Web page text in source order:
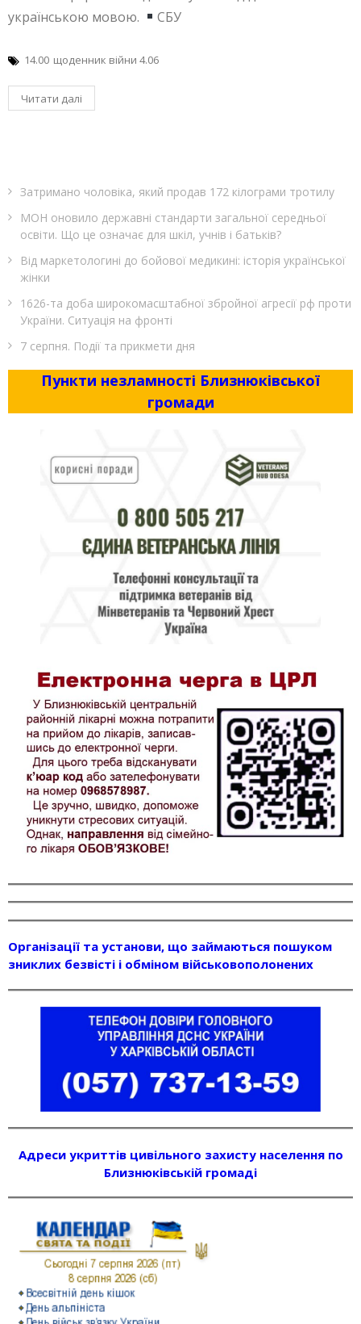
українською мовою.
СБУ
14.00 щоденник війни 4.06
Читати далі
Затримано чоловіка, який продав 172 кілограми тротилу
МОН оновило державні стандарти загальної середньої
освіти. Що це означає для шкіл, учнів і батьків?
Від маркетологині до бойової медикині: історія української
жінки
1626-та доба широкомасштабної збройної агресії рф проти
України. Ситуація на фронті
7 серпня. Події та прикмети дня
Пункти незламності Близнюківської
громади
Організації та установи, що займаються пошуком
зниклих безвісті і обміном військовополонених
Адреси укриттів цивільного захисту населення по
Близнюківській громаді